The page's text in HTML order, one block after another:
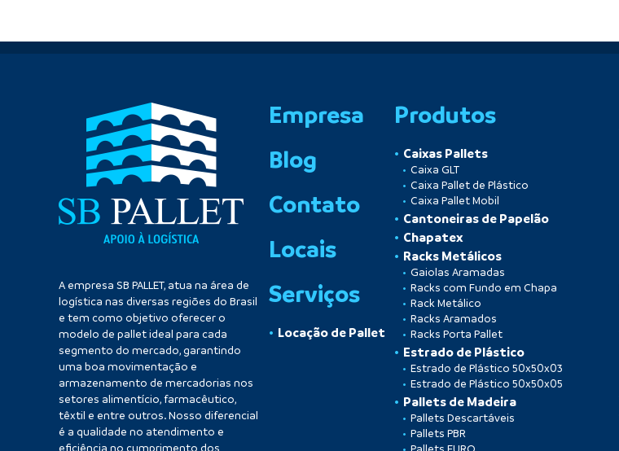
A empresa SB PALLET, atua na área de
logística nas diversas regiões do Brasil
e tem como objetivo oferecer o
modelo de pallet ideal para cada
segmento do mercado, garantindo
uma boa movimentação e
armazenamento de mercadorias nos
setores alimentício, farmacêutico,
têxtil e entre outros. Nosso diferencial
é a qualidade no atendimento e
eficiência no cumprimento dos
Empresa
Blog
Contato
Locais
Serviços
Locação de Pallet
Produtos
Caixas Pallets
Caixa GLT
Caixa Pallet de Plástico
Caixa Pallet Mobil
Cantoneiras de Papelão
Chapatex
Racks Metálicos
Gaiolas Aramadas
Racks com Fundo em Chapa
Rack Metálico
Racks Aramados
Racks Porta Pallet
Estrado de Plástico
Estrado de Plástico 50x50x03
Estrado de Plástico 50x50x05
Pallets de Madeira
Pallets Descartáveis
Pallets PBR